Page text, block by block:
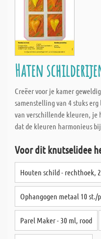
Haten
Creëer voor je kamer
samenstelling van 4 stuks
van verschillende kleuren,
dat de kleuren harmonieus
Voor dit knutselidee
Houten schild - rechthoek,
Ophangogen metaal 10 st./
Parel Maker - 30 ml, rood